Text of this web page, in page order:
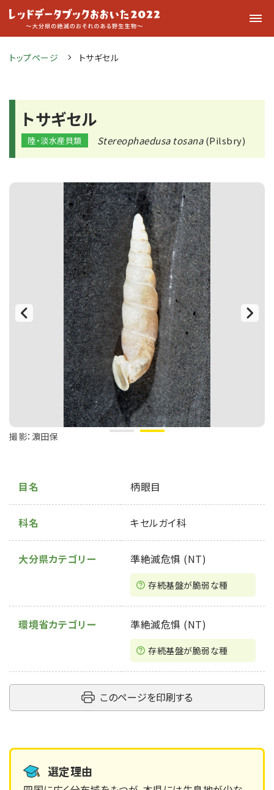
トップページ トサギセル
トサギセル
陸・淡水産貝類 Stereophaedusa tosana(Pilsbry)
撮影：濵田保
目名 柄眼目
科名 キセルガイ科
大分県カテゴリー 準絶滅危惧 (NT)
存続基盤が脆弱な種
環境省カテゴリー 準絶滅危惧 (NT)
存続基盤が脆弱な種
このページを印刷する
選定理由